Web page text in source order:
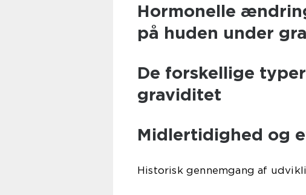
Hormonelle
på huden under
De forskellige
graviditet
Midlertidighed og
Historisk gennemgang af